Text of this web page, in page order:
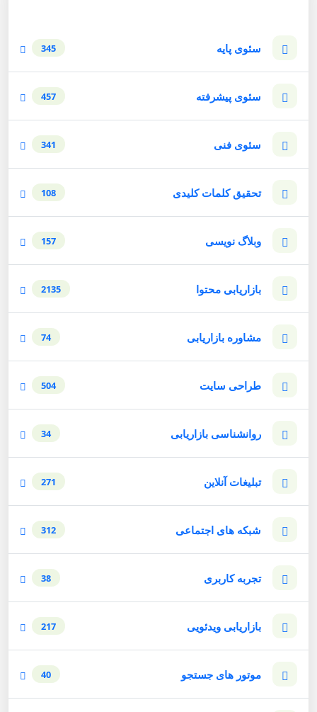
سئوی پایه 345
سئوی پیشرفته 457
سئوی فنی 341
تحقیق کلمات کلیدی 108
وبلاگ نویسی 157
بازاریابی محتوا 2135
مشاوره بازاریابی 74
طراحی سایت 504
روانشناسی بازاریابی 34
تبلیغات آنلاین 271
شبکه های اجتماعی 312
تجربه کاربری 38
بازاریابی ویدئویی 217
موتور های جستجو 40